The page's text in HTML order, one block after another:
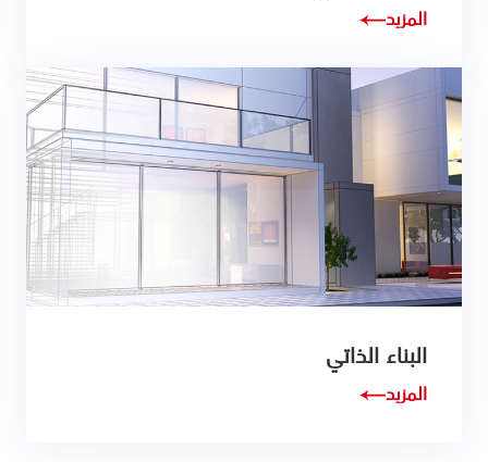
المزيد
البناء الذاتي
المزيد